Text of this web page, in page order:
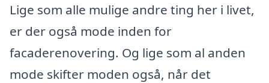
Lige som alle mulige andre ting her i livet,
er der også mode inden for
facaderenovering. Og lige som al anden
mode skifter moden også, når det